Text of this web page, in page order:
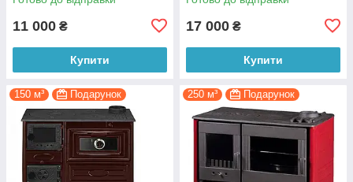
11 000 ₴
Купити
17 000 ₴
Купити
150 м³ Подарунок 250 м³ Подарунок